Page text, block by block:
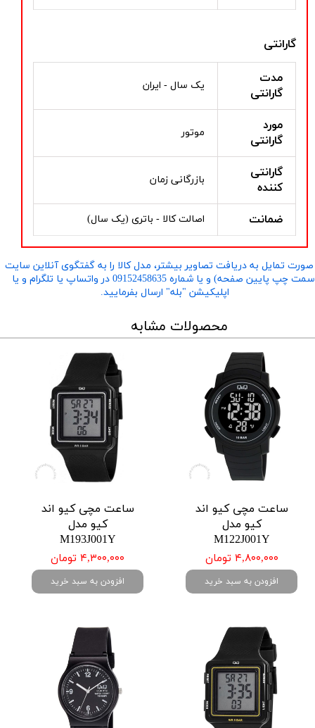
گارانتی
مدت
گارانتی
یک سال - ایران
مورد
گارانتی
موتور
گارانتی
کننده
بازرگانی زمان
ضمانت اصالت کالا - باتری (یک سال)
تمایل به دریافت تصاویر بیشتر، مدل کالا را به گفتگوی آنلاین سایت
​​​​​​​(سمت چپ پایین صفحه) و یا شماره 09152458635 در واتساپ یا تلگرام و یا
اپلیکیشن "بله" ارسال بفرمایید.
محصولات مشابه
ساعت مچی کیو اند
کیو مدل
M122J001Y
۴,۸۰۰,۰۰۰ تومان
افزودن به سبد خرید
ساعت مچی کیو اند
کیو مدل
M193J001Y
۴,۳۰۰,۰۰۰ تومان
افزودن به سبد خرید